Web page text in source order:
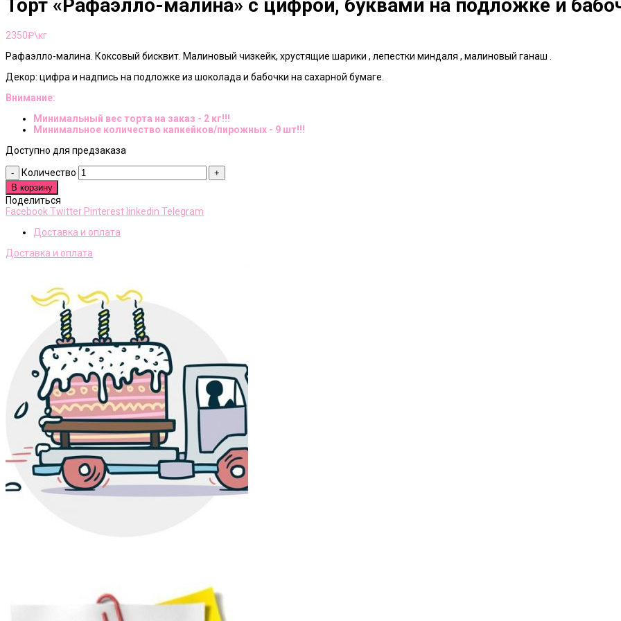
Торт «Рафаэлло-малина» с цифрой, буквами на подложке и
2350₽\кг
Рафаэлло-малина. Коксовый бисквит. Малиновый чизкейк, хрустящие шарики , лепестки миндаля , малиновый ганаш .
Декор: цифра и надпись на подложке из шоколада и бабочки на сахарной бумаге.
Внимание:
Минимальный вес торта на заказ - 2 кг!!!
Минимальное количество капкейков/пирожных - 9 шт!!!
Доступно для предзаказа
Количество
В корзину
Поделиться
Facebook Twitter Pinterest linkedin Telegram
Доставка и оплата
Доставка и оплата